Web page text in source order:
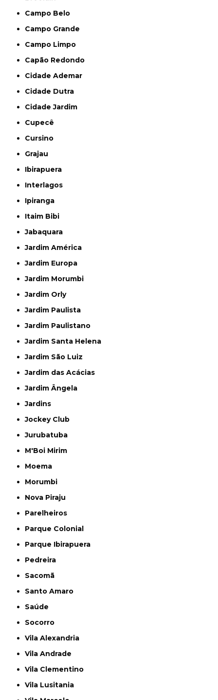
Campo Belo
Campo Grande
Campo Limpo
Capão Redondo
Cidade Ademar
Cidade Dutra
Cidade Jardim
Cupecê
Cursino
Grajau
Ibirapuera
Interlagos
Ipiranga
Itaim Bibi
Jabaquara
Jardim América
Jardim Europa
Jardim Morumbi
Jardim Orly
Jardim Paulista
Jardim Paulistano
Jardim Santa Helena
Jardim São Luiz
Jardim das Acácias
Jardim Ângela
Jardins
Jockey Club
Jurubatuba
M'Boi Mirim
Moema
Morumbi
Nova Piraju
Parelheiros
Parque Colonial
Parque Ibirapuera
Pedreira
Sacomã
Santo Amaro
Saúde
Socorro
Vila Alexandria
Vila Andrade
Vila Clementino
Vila Lusitania